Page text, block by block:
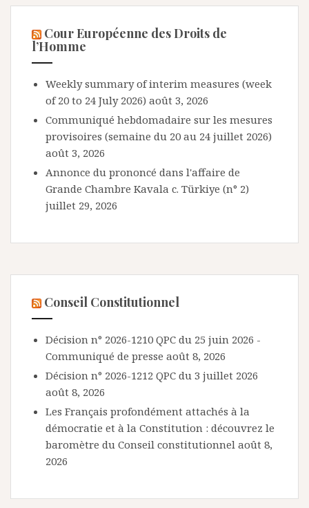
Cour Européenne des Droits de
l’Homme
Weekly summary of interim measures (week
of 20 to 24 July 2026) août 3, 2026
Communiqué hebdomadaire sur les mesures
provisoires (semaine du 20 au 24 juillet 2026)
août 3, 2026
Annonce du prononcé dans l'affaire de
Grande Chambre Kavala c. Türkiye (n° 2)
juillet 29, 2026
Conseil Constitutionnel
Décision n° 2026-1210 QPC du 25 juin 2026 -
Communiqué de presse août 8, 2026
Décision n° 2026-1212 QPC du 3 juillet 2026
août 8, 2026
Les Français profondément attachés à la
démocratie et à la Constitution : découvrez le
baromètre du Conseil constitutionnel août 8,
2026